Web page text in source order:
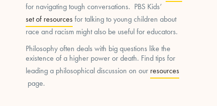
for navigating tough conversations. PBS Kids’
set of resourcesfor talking to young children about
race and racism might also be useful for educators.
Philosophy often deals with big questions like the
existence of a higher power or death. Find tips for
leading a philosophical discussion on our resources
page.